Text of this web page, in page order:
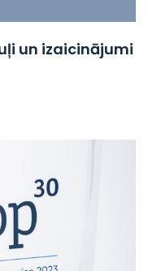
un izaicinājumi